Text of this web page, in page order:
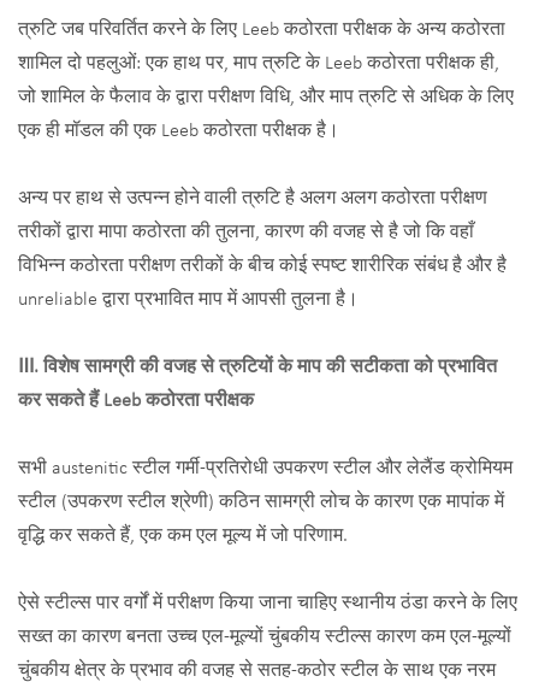
त्रुटि जब परिवर्तित करने के लिए Leeb कठोरता परीक्षक के अन्य कठोरता
शामिल दो पहलुओं: एक हाथ पर, माप त्रुटि के Leeb कठोरता परीक्षक ही,
जो शामिल के फैलाव के द्वारा परीक्षण विधि, और माप त्रुटि से अधिक के लिए
एक ही मॉडल की एक Leeb कठोरता परीक्षक है।
अन्य पर हाथ से उत्पन्न होने वाली त्रुटि है अलग अलग कठोरता परीक्षण
तरीकों द्वारा मापा कठोरता की तुलना, कारण की वजह से है जो कि वहाँ
विभिन्न कठोरता परीक्षण तरीकों के बीच कोई स्पष्ट शारीरिक संबंध है और है
unreliable द्वारा प्रभावित माप में आपसी तुलना है।
Ⅲ. विशेष सामग्री की वजह से त्रुटियों के माप की सटीकता को प्रभावित
कर सकते हैं Leeb कठोरता परीक्षक
सभी austenitic स्टील गर्मी-प्रतिरोधी उपकरण स्टील और लेलैंड क्रोमियम
स्टील (उपकरण स्टील श्रेणी) कठिन सामग्री लोच के कारण एक मापांक में
वृद्धि कर सकते हैं, एक कम एल मूल्य में जो परिणाम.
ऐसे स्टील्स पार वर्गों में परीक्षण किया जाना चाहिए स्थानीय ठंडा करने के लिए
सख्त का कारण बनता उच्च एल-मूल्यों चुंबकीय स्टील्स कारण कम एल-मूल्यों
चुंबकीय क्षेत्र के प्रभाव की वजह से सतह-कठोर स्टील के साथ एक नरम